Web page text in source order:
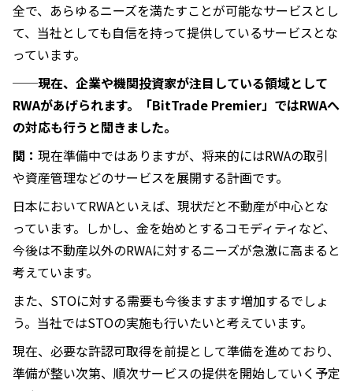
全で、あらゆるニーズを満たすことが可能なサービスとし
て、当社としても自信を持って提供しているサービスとな
っています。
──現在、企業や機関投資家が注目している領域として
RWAがあげられます。「BitTrade Premier」ではRWAへ
の対応も行うと聞きました。
関： 現在準備中ではありますが、将来的にはRWAの取引
や資産管理などのサービスを展開する計画です。
日本においてRWAといえば、現状だと不動産が中心とな
っています。しかし、金を始めとするコモディティなど、
今後は不動産以外のRWAに対するニーズが急激に高まると
考えています。
また、STOに対する需要も今後ますます増加するでしょ
う。当社ではSTOの実施も行いたいと考えています。
現在、必要な許認可取得を前提として準備を進めており、
準備が整い次第、順次サービスの提供を開始していく予定